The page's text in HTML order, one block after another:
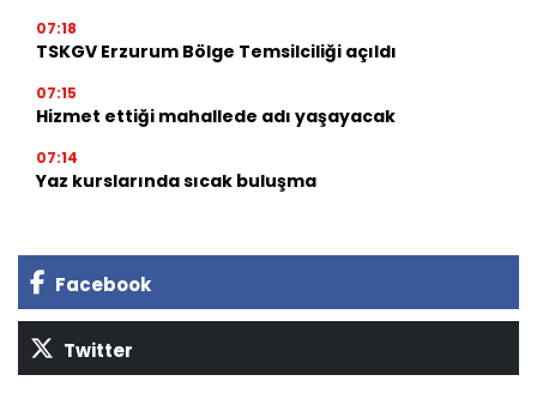
07:18
TSKGV Erzurum Bölge Temsilciliği açıldı
07:15
Hizmet ettiği mahallede adı yaşayacak
07:14
Yaz kurslarında sıcak buluşma
Facebook
Twitter